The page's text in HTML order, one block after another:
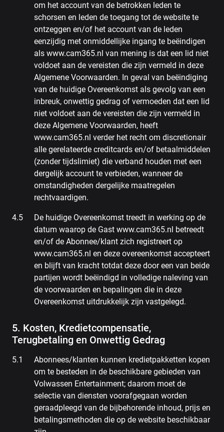
om het account van de betrokken leden te
schorsen en leden de toegang tot de website te
ontzeggen en/of het account van de leden
eenzijdig met onmiddellijke ingang te beëindigen
als www.cam365.nl van mening is dat een lid niet
voldoet aan de vereisten die zijn vermeld in deze
Algemene Voorwaarden. In geval van beëindiging
van de huidige Overeenkomst als gevolg van een
inbreuk, onwettig gedrag of vermoeden dat een lid
niet voldoet aan de vereisten die zijn vermeld in
deze Algemene Voorwaarden, heeft
www.cam365.nl verder het recht om discretionair
alle gerelateerde creditcards en/of betaalmiddelen
(zonder tijdslimiet) die verband houden met een
dergelijk account te verbieden, wanneer de
omstandigheden dergelijke maatregelen
rechtvaardigen.
De huidige Overeenkomst treedt in werking op de
datum waarop de Gast www.cam365.nl betreedt
en/of de Abonnee/klant zich registreert op
www.cam365.nl en deze overeenkomst accepteert
en blijft van kracht totdat deze door een van beide
partijen wordt beëindigd in volledige naleving van
de voorwaarden en bepalingen die in deze
Overeenkomst uitdrukkelijk zijn vastgelegd.
5. Kosten, Kredietcompensatie,
Terugbetaling en Onwettig Gedrag
Abonnees/klanten kunnen kredietpakketten kopen
om te besteden in de beschikbare gebieden van
Volwassen Entertainment; daarom moet de
selectie van diensten voorafgegaan worden
geraadpleegd van de bijbehorende inhoud, prijs en
betalingsmethoden die op de website beschikbaar